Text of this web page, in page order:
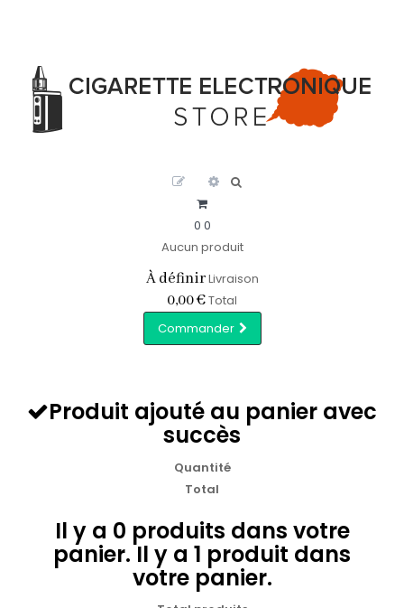
0 0
Aucun produit
À définirLivraison
0,00 €Total
Commander
Produit ajouté au panier avec
succès
Quantité
Total
Il y a 0 produits dans votre
panier.Il y a 1 produit dans
votre panier.